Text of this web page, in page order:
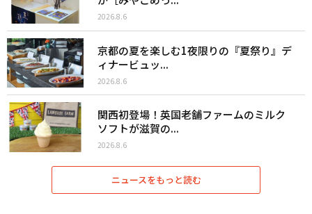
2026.8.6
京都の夏を楽しむ1夜限りの『夏祭り』デ
ィナービュッ...
2026.8.6
関西初登場！英国老舗ファームのミルク
ソフトが滋賀の...
2026.8.6
ニュースをもっと読む